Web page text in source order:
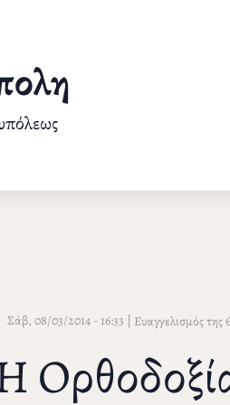
Σάβ, 08/03/2014 - 16:33 | Ευαγγελισμός της